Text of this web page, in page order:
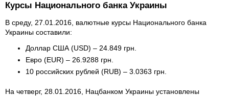
Курсы Национального банка Украины
В среду, 27.01.2016, валютные курсы Национального банка
Украины составили:
Доллар США (USD) – 24.849 грн.
Евро (EUR) – 26.9288 грн.
10 российских рублей (RUB) – 3.0363 грн.
На четверг, 28.01.2016, Нацбанком Украины установлены